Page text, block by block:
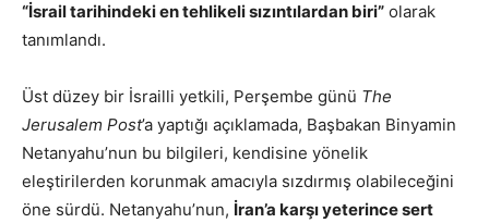
“İsrail tarihindeki en tehlikeli sızıntılardan biri” olarak
tanımlandı.
Üst düzey bir İsrailli yetkili, Perşembe günü The
Jerusalem Post’a yaptığı açıklamada, Başbakan Binyamin
Netanyahu’nun bu bilgileri, kendisine yönelik
eleştirilerden korunmak amacıyla sızdırmış olabileceğini
öne sürdü. Netanyahu’nun, İran’a karşı yeterince sert